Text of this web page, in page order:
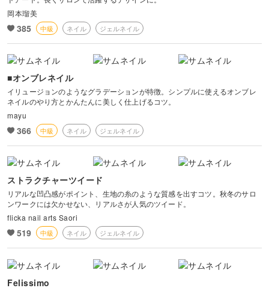
岡本瑠美
385 中級 ネイル ジェルネイル
■オンブレネイル
イリュージョンのようなグラデーションが特徴。シンプルに使えるオンブレ
ネイルのやり方とかんたんに美しく仕上げるコツ。
mayu
366 中級 ネイル ジェルネイル
ストラクチャーツイード
リアルな凹凸感がポイント、生地の糸のような質感を出すコツ。秋冬のサロ
ンワークには欠かせない、リアルさが人気のツイード。
flicka nail arts Saori
519 中級 ネイル ジェルネイル
Felissimo